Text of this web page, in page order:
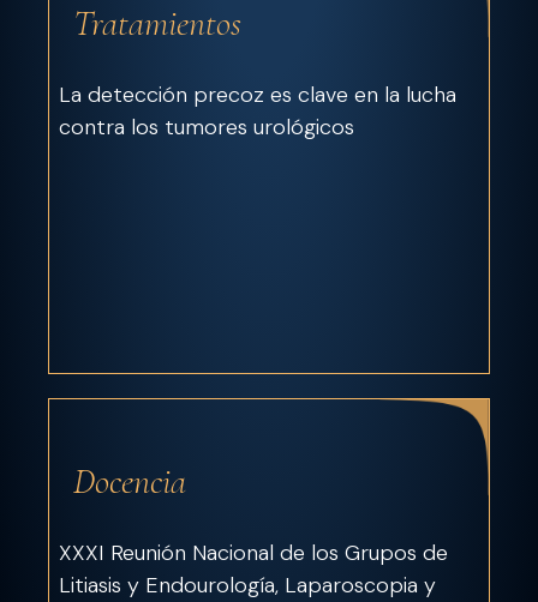
Tratamientos
La detección precoz es clave en la lucha
contra los tumores urológicos
Docencia
XXXI Reunión Nacional de los Grupos de
Litiasis y Endourología, Laparoscopia y